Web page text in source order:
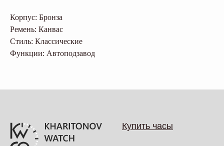
Корпус: Бронза
Ремень: Канвас
Стиль: Классические
Функции: Автоподзавод
Купить часы